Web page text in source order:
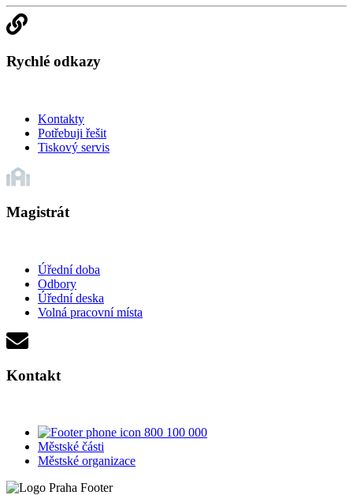
Rychlé odkazy
Kontakty
Potřebuji řešit
Tiskový servis
Magistrát
Úřední doba
Odbory
Úřední deska
Volná pracovní místa
Kontakt
800 100 000
Městské části
Městské organizace